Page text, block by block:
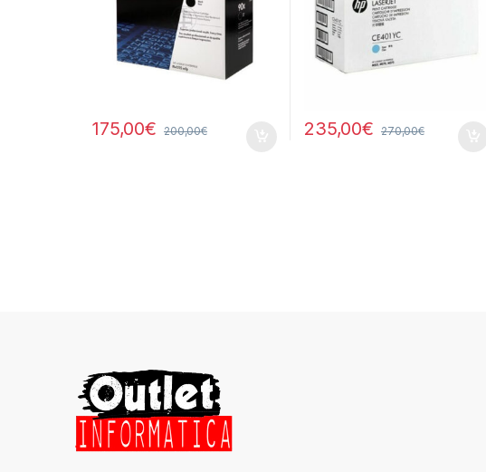
175,00€ 200,00€ 235,00€ 270,00€